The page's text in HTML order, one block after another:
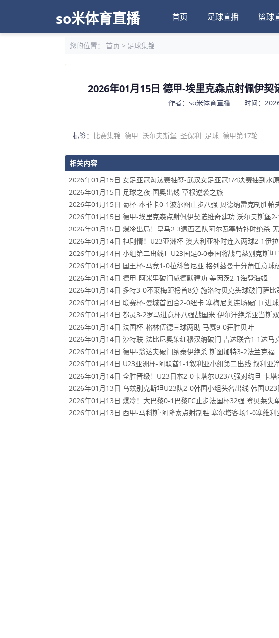
so米体育直播 首页 足球直播 篮球
您的位置： 首页 > 足球集锦
2026年01月15日 德甲-埃里克森点射佩伊契
作者：so米体育直播 时间：
标签： 比赛集锦 德甲 沃尔夫斯堡 圣保利 足球 德甲第17轮
相关内容
2026年01月15日 女足亚冠淘汰赛抽签-武汉女足亚冠1/4决赛抽到水
2026年01月15日 足球之夜-国奥出线 草根逆袭之旅
2026年01月15日 葡杯-本菲卡0-1波尔图止步八强 贝德纳雷克制胜帕
2026年01月15日 德甲-埃里克森点射佩伊契诺维奇建功 沃尔夫斯堡
2026年01月15日 爆冷出局！皇马2-3遭西乙队阿尔瓦塞特补时绝杀
2026年01月14日 神剧情！U23亚洲杯-澳大利亚补时连入两球2-1伊
2026年01月14日 小组第二出线！U23国足0-0泰国将战乌兹别克斯坦
2026年01月14日 国王杯-马竞1-0拉科鲁尼亚 格列兹曼十分角任意球
2026年01月14日 德甲-阿米里破门威德默建功 美因茨2-1海登海姆
2026年01月14日 多特3-0不莱梅距榜首8分 施洛特贝克头球破门萨比
2026年01月14日 联赛杯-曼城首回合2-0纽卡 塞梅尼奥连场破门+进
2026年01月14日 都灵3-2罗马进意杯八强战国米 伊尔汗绝杀亚当斯
2026年01月14日 法国杯-格林伍德三球两助 马赛9-0狂胜贝叶
2026年01月14日 沙特联-法比尼奥染红穆汉纳破门 吉达联合1-1达马
2026年01月14日 德甲-翁达夫破门纳泰伊绝杀 斯图加特3-2法兰克福
2026年01月14日 U23亚洲杯-阿联酋1-1叙利亚小组第二出线 叙利亚
2026年01月14日 全胜晋级！U23日本2-0卡塔尔U23八强对约旦 卡塔
2026年01月13日 乌兹别克斯坦U23队2-0韩国小组头名出线 韩国U23
2026年01月13日 爆冷！大巴黎0-1巴黎FC止步法国杯32强 登贝莱失
2026年01月13日 西甲-马科斯·阿隆索点射制胜 塞尔塔客场1-0塞维利